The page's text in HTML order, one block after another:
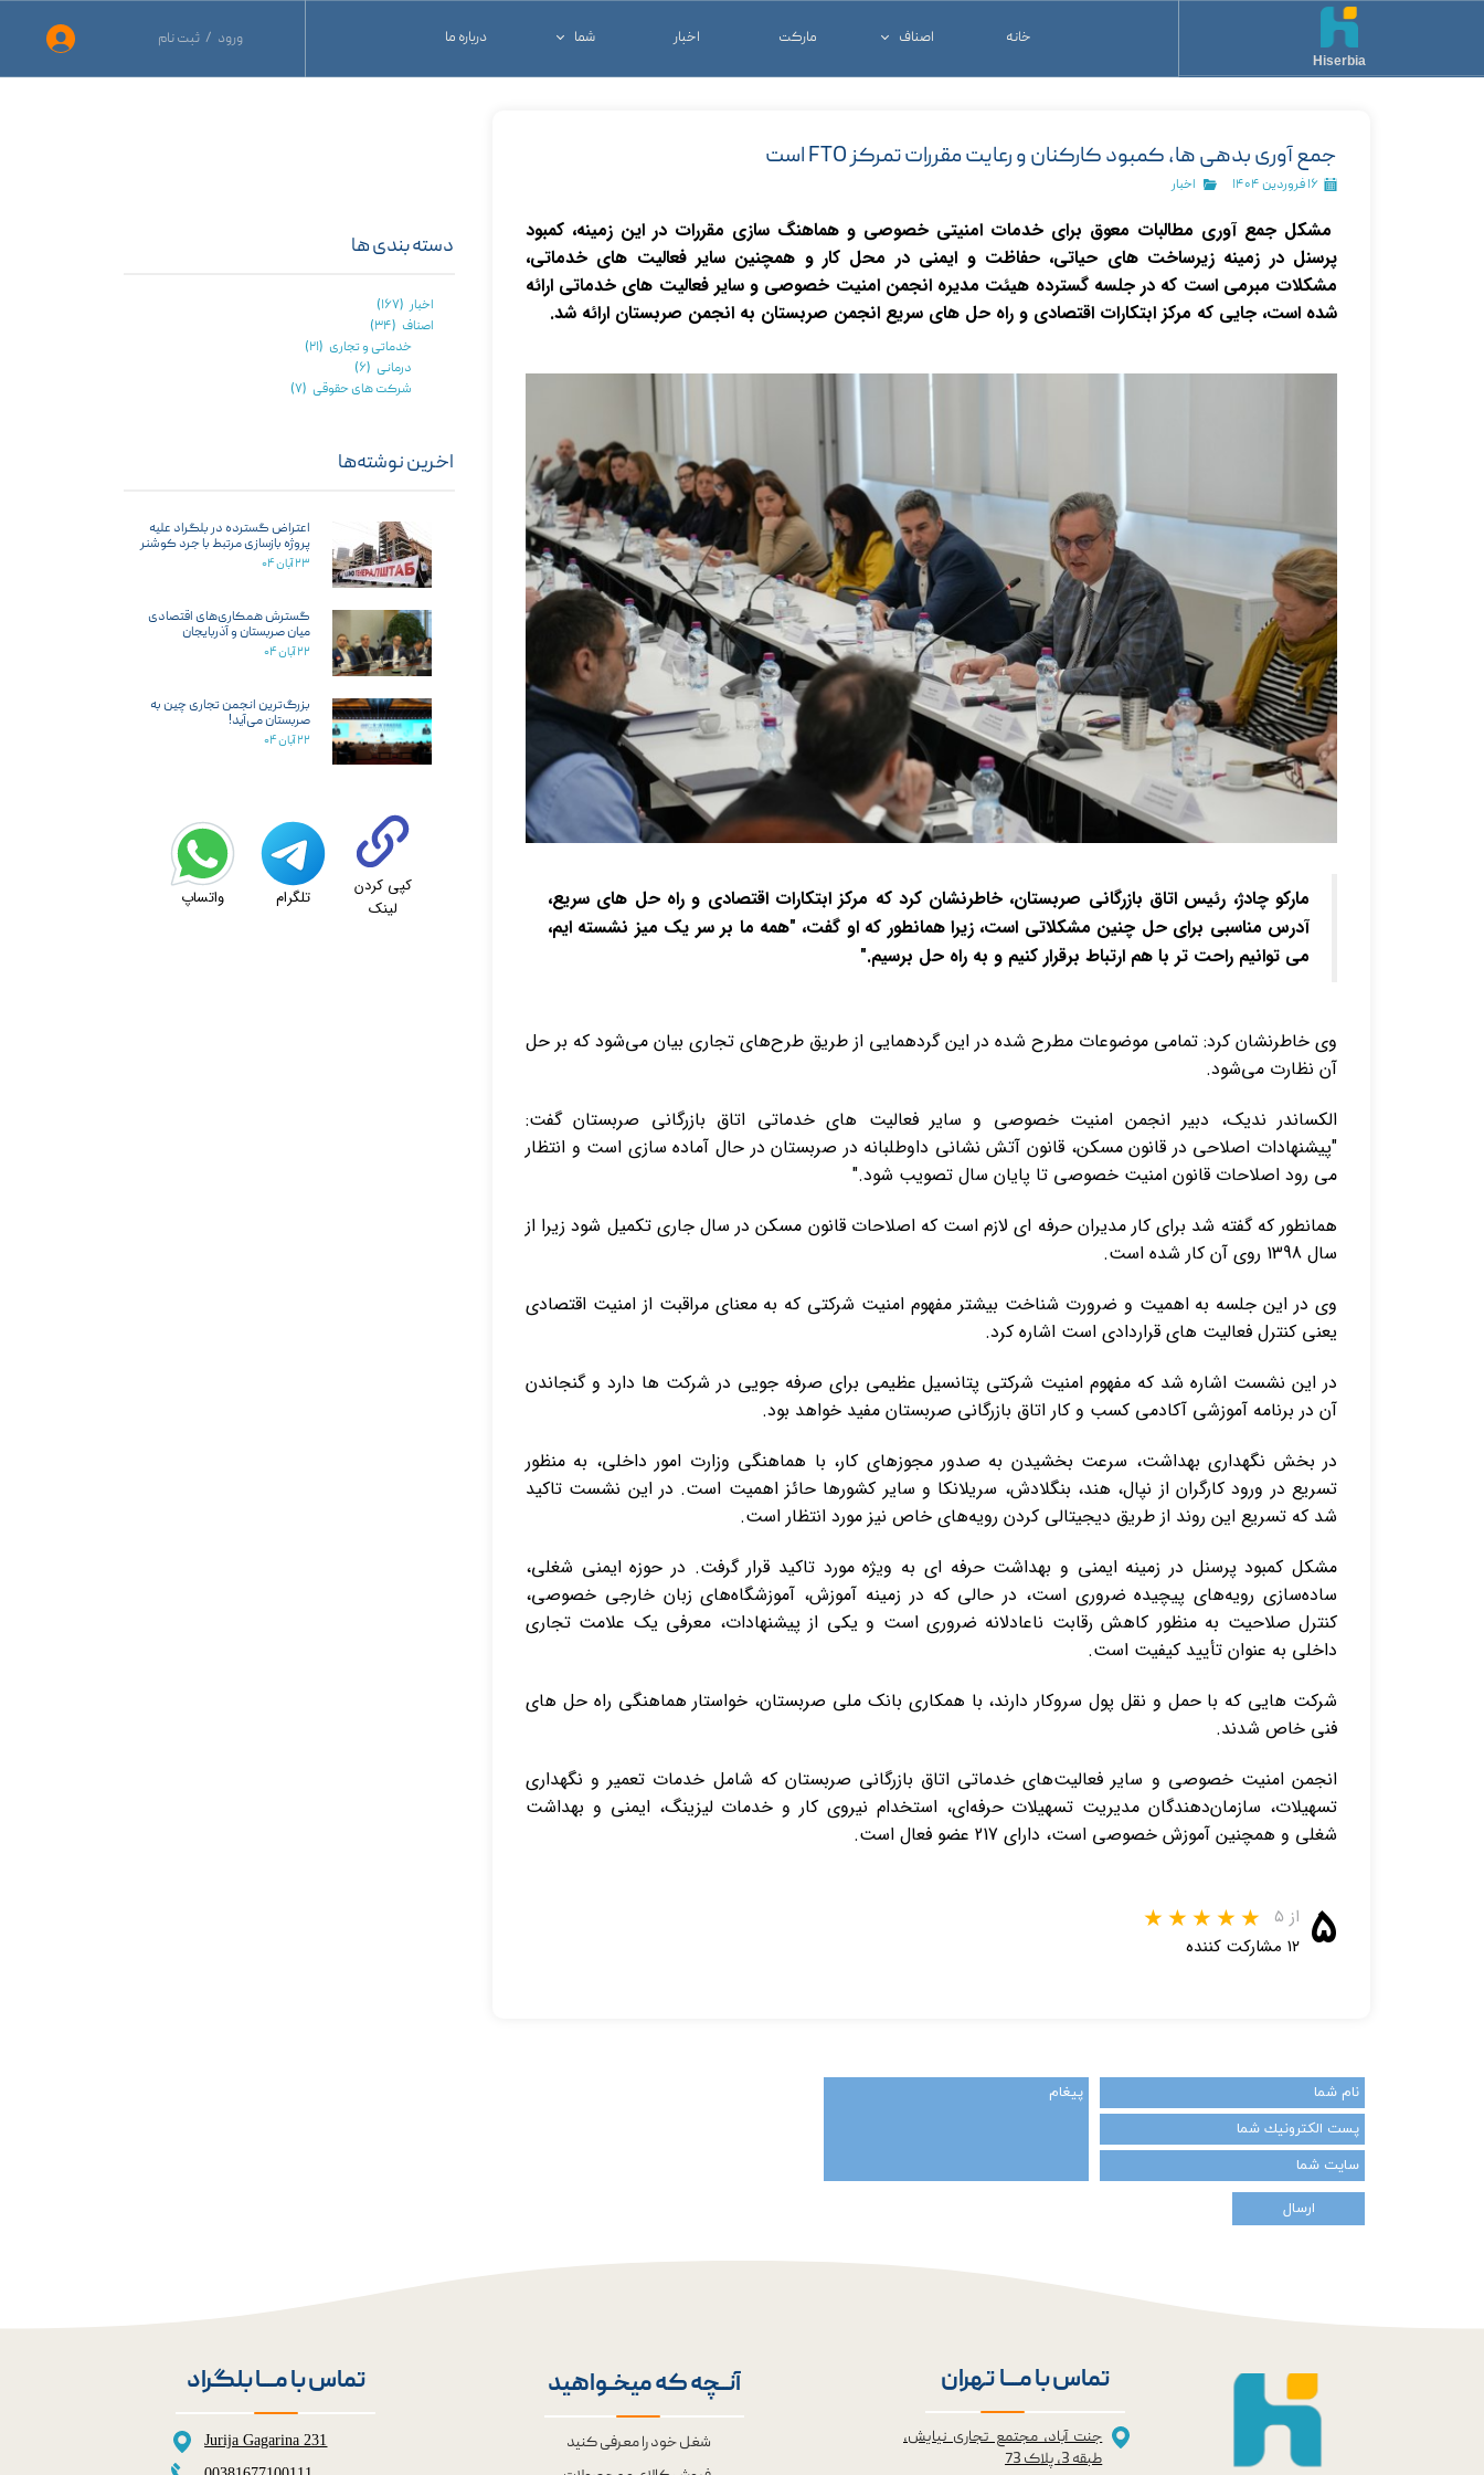
ورود / ثبت نام
حساب کاربری من
خانه اصناف مارکت اخبار شما درباره ما
Hiserbia
جمع آوری بدهی ها، کمبود کارکنان و رعایت مقررات تمرکز FTO است
۱۶ فروردین ۱۴۰۴ اخبار
مشکل جمع آوری مطالبات معوق برای خدمات امنیتی خصوصی و هماهنگ سازی مقررات در این زمینه، کمبود
پرسنل در زمینه زیرساخت های حیاتی، حفاظت و ایمنی در محل کار و همچنین سایر فعالیت های خدماتی،
مشکلات مبرمی است که در جلسه گسترده هیئت مدیره انجمن امنیت خصوصی و سایر فعالیت های خدماتی ارائه
شده است، جایی که مرکز ابتکارات اقتصادی و راه حل های سریع انجمن صربستان به انجمن صربستان ارائه شد.
مارکو چادژ، رئیس اتاق بازرگانی صربستان، خاطرنشان کرد که مرکز ابتکارات اقتصادی و راه حل های سریع،
آدرس مناسبی برای حل چنین مشکلاتی است، زیرا همانطور که او گفت، "همه ما بر سر یک میز نشسته ایم،
می توانیم راحت تر با هم ارتباط برقرار کنیم و به راه حل برسیم."
وی خاطرنشان کرد: تمامی موضوعات مطرح شده در این گردهمایی از طریق طرح‌های تجاری بیان می‌شود که بر حل
آن نظارت می‌شود.
الکساندر ندیک، دبیر انجمن امنیت خصوصی و سایر فعالیت های خدماتی اتاق بازرگانی صربستان گفت:
"پیشنهادات اصلاحی در قانون مسکن، قانون آتش نشانی داوطلبانه در صربستان در حال آماده سازی است و انتظار
می رود اصلاحات قانون امنیت خصوصی تا پایان سال تصویب شود."
همانطور که گفته شد برای کار مدیران حرفه ای لازم است که اصلاحات قانون مسکن در سال جاری تکمیل شود زیرا از
سال 1398 روی آن کار شده است.
وی در این جلسه به اهمیت و ضرورت شناخت بیشتر مفهوم امنیت شرکتی که به معنای مراقبت از امنیت اقتصادی
یعنی کنترل فعالیت های قراردادی است اشاره کرد.
در این نشست اشاره شد که مفهوم امنیت شرکتی پتانسیل عظیمی برای صرفه جویی در شرکت ها دارد و گنجاندن
آن در برنامه آموزشی آکادمی کسب و کار اتاق بازرگانی صربستان مفید خواهد بود.
در بخش نگهداری بهداشت، سرعت بخشیدن به صدور مجوزهای کار، با هماهنگی وزارت امور داخلی، به منظور
تسریع در ورود کارگران از نپال، هند، بنگلادش، سریلانکا و سایر کشورها حائز اهمیت است. در این نشست تاکید
شد که تسریع این روند از طریق دیجیتالی کردن رویه‌های خاص نیز مورد انتظار است.
مشکل کمبود پرسنل در زمینه ایمنی و بهداشت حرفه ای به ویژه مورد تاکید قرار گرفت. در حوزه ایمنی شغلی،
ساده‌سازی رویه‌های پیچیده ضروری است، در حالی که در زمینه آموزش، آموزشگاه‌های زبان خارجی خصوصی،
کنترل صلاحیت به منظور کاهش رقابت ناعادلانه ضروری است و یکی از پیشنهادات، معرفی یک علامت تجاری
داخلی به عنوان تأیید کیفیت است.
شرکت هایی که با حمل و نقل پول سروکار دارند، با همکاری بانک ملی صربستان، خواستار هماهنگی راه حل های
فنی خاص شدند.
انجمن امنیت خصوصی و سایر فعالیت‌های خدماتی اتاق بازرگانی صربستان که شامل خدمات تعمیر و نگهداری
تسهیلات، سازمان‌دهندگان مدیریت تسهیلات حرفه‌ای، استخدام نیروی کار و خدمات لیزینگ، ایمنی و بهداشت
شغلی و همچنین آموزش خصوصی است، دارای 217 عضو فعال است.
۵ از ۵
۱۲ مشارکت کننده
دسته بندی ها
اخبار (۱۶۷)
اصناف (۳۴)
خدماتی و تجاری (۲۱)
درمانی (۶)
شرکت های حقوقی (۷)
اخرین نوشته‌ها
اعتراض گسترده در بلگراد علیه
پروژه بازسازی مرتبط با جرد کوشنر
۲۳ آبان ۰۴
گسترش همکاری‌های اقتصادی
میان صربستان و آذربایجان
۲۲ آبان ۰۴
بزرگ‌ترین انجمن تجاری چین به
صربستان می‌آید!
۲۲ آبان ۰۴
کپی کردن
لینک
تلگرام واتساپ
ارسال
شغل خود را معرفی کنید
آنــچه که میخــواهید تماس با مــــا تهران
جنت آباد، مجتمع تجاری نیایش،
طبقه 3، پلاک 73
تماس با مــــا بلگراد
Jurija Gagarina 231